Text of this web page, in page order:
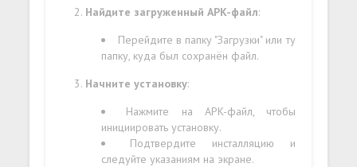
Найдите загруженный APK-файл:
Перейдите в папку "Загрузки" или ту
папку, куда был сохранён файл.
Начните установку:
Нажмите на APK-файл, чтобы
инициировать установку.
Подтвердите инсталляцию и
следуйте указаниям на экране.